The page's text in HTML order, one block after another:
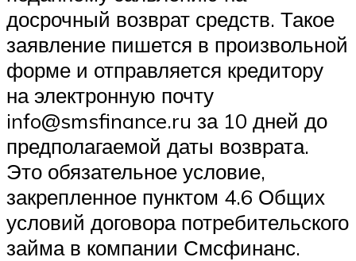
досрочный возврат средств. Такое
заявление пишется в произвольной
форме и отправляется кредитору
на электронную почту
info@smsfinance.ru за 10 дней до
предполагаемой даты возврата.
Это обязательное условие,
закрепленное пунктом 4.6 Общих
условий договора потребительского
займа в компании Смсфинанс.